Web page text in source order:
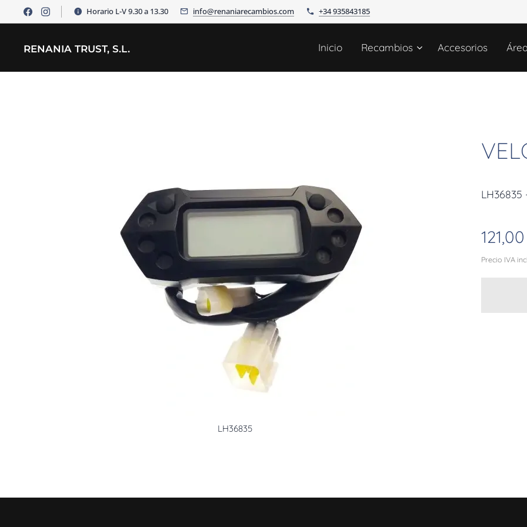
Horario L-V 9.30 a 13.30 info@renaniarecambios.com +34 935843185
RENANIA TRUST, S.L. Inicio Recambios Accesorios
LH36835
LH36835
121,00
Precio IVA